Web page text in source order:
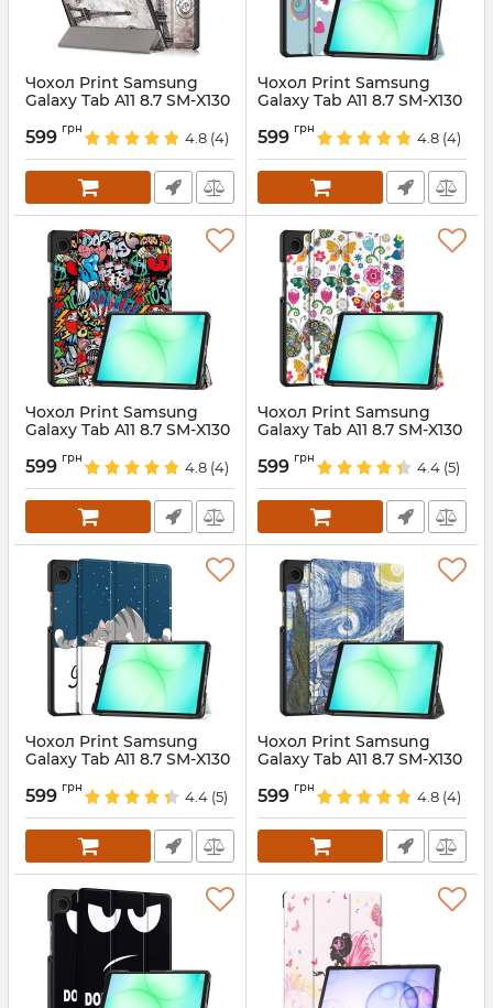
Чохол Print Samsung
Galaxy Tab A11 8.7 SM-X130
Артикул: 688421
599 грн
4.8 (4)
Чохол Print Samsung
Galaxy Tab A11 8.7 SM-X130
Артикул: 688183
599 грн
4.8 (4)
Чохол Print Samsung
Galaxy Tab A11 8.7 SM-X130
Артикул: 688182
599 грн
4.8 (4)
Чохол Print Samsung
Galaxy Tab A11 8.7 SM-X130
Артикул: 688401
599 грн
4.4 (5)
Чохол Print Samsung
Galaxy Tab A11 8.7 SM-X130
Артикул: 688181
599 грн
4.4 (5)
Чохол Print Samsung
Galaxy Tab A11 8.7 SM-X130
Артикул: 688180
599 грн
4.8 (4)